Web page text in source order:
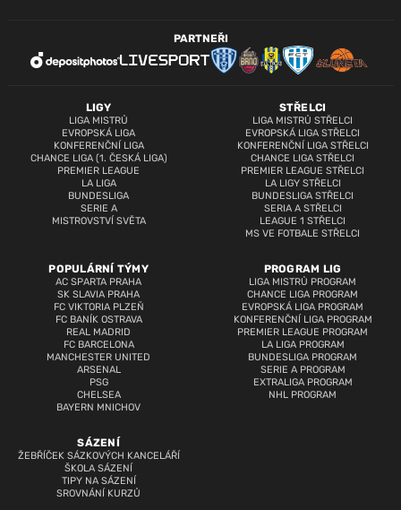
LIGY
LIGA MISTRŮ
EVROPSKÁ LIGA
KONFERENČNÍ LIGA
CHANCE LIGA (1. ČESKÁ LIGA)
PREMIER LEAGUE
LA LIGA
BUNDESLIGA
SERIE A
MISTROVSTVÍ SVĚTA
STŘELCI
LIGA MISTRŮ STŘELCI
EVROPSKÁ LIGA STŘELCI
KONFERENČNÍ LIGA STŘELCI
CHANCE LIGA STŘELCI
PREMIER LEAGUE STŘELCI
LA LIGY STŘELCI
BUNDESLIGA STŘELCI
SERIA A STŘELCI
LEAGUE 1 STŘELCI
MS VE FOTBALE STŘELCI
POPULÁRNÍ TÝMY
AC SPARTA PRAHA
SK SLAVIA PRAHA
FC VIKTORIA PLZEŇ
FC BANÍK OSTRAVA
REAL MADRID
FC BARCELONA
MANCHESTER UNITED
ARSENAL
PSG
CHELSEA
BAYERN MNICHOV
PROGRAM LIG
LIGA MISTRŮ PROGRAM
CHANCE LIGA PROGRAM
EVROPSKÁ LIGA PROGRAM
KONFERENČNÍ LIGA PROGRAM
PREMIER LEAGUE PROGRAM
LA LIGA PROGRAM
BUNDESLIGA PROGRAM
SERIE A PROGRAM
EXTRALIGA PROGRAM
NHL PROGRAM
SÁZENÍ
ŽEBŘÍČEK SÁZKOVÝCH KANCELÁŘÍ
ŠKOLA SÁZENÍ
TIPY NA SÁZENÍ
SROVNÁNÍ KURZŮ
PARTNEŘI